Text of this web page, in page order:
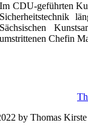
Im CDU-geführten
Sicherheitstechnik
Sächsischen
umstrittenen Chefin
by Thomas Kirste